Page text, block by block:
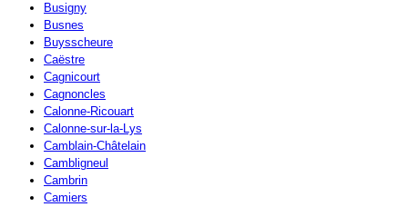
Busigny
Busnes
Buysscheure
Caëstre
Cagnicourt
Cagnoncles
Calonne-Ricouart
Calonne-sur-la-Lys
Camblain-Châtelain
Cambligneul
Cambrin
Camiers